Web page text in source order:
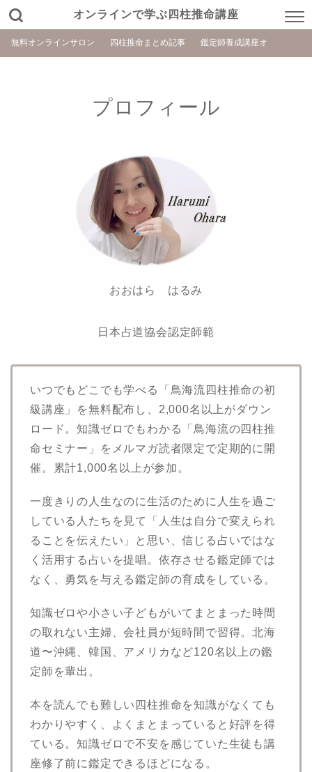
オンラインで学ぶ四柱推命講座
無料オンラインサロン 四柱推命まとめ記事 鑑定師養成講座オ
プロフィール
おおはら はるみ
日本占道協会認定師範
いつでもどこでも学べる「鳥海流四柱推命の初
級講座」を無料配布し、2,000名以上がダウン
ロード。知識ゼロでもわかる「鳥海流の四柱推
命セミナー」をメルマガ読者限定で定期的に開
催。累計1,000名以上が参加。
一度きりの人生なのに生活のために人生を過ご
している人たちを見て「人生は自分で変えられ
ることを伝えたい」と思い、信じる占いではな
く活用する占いを提唱。依存させる鑑定師では
なく、勇気を与える鑑定師の育成をしている。
知識ゼロや小さい子どもがいてまとまった時間
の取れない主婦、会社員が短時間で習得。北海
道〜沖縄、韓国、アメリカなど120名以上の鑑
定師を輩出。
本を読んでも難しい四柱推命を知識がなくても
わかりやすく、よくまとまっていると好評を得
ている。知識ゼロで不安を感じていた生徒も講
座修了前に鑑定できるほどになる。